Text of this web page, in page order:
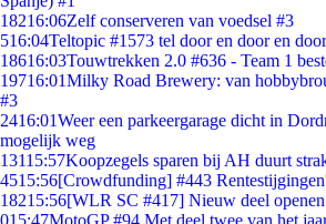
18216:06Zelf conserveren van voedsel #3
516:04Teltopic #1573 tel door en door en
18616:03Touwtrekken 2.0 #636 - Team 1
19716:01Milky Road Brewery: van
#3
2416:01Weer een parkeergarage dicht in
mogelijk weg
13115:57Koopzegels sparen bij AH duurt
4515:56[Crowdfunding] #443
18215:56[WLR SC #417] Nieuw deel
015:47MotoGP #94 Met deel twee van het